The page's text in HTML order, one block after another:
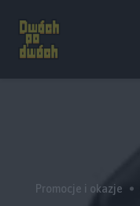
Promocje i okazje